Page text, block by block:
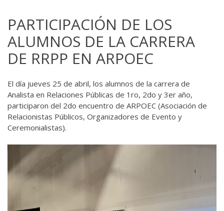
PARTICIPACIÓN DE LOS
ALUMNOS DE LA CARRERA
DE RRPP EN ARPOEC
El día jueves 25 de abril, los alumnos de la carrera de
Analista en Relaciones Públicas de 1ro, 2do y 3er año,
participaron del 2do encuentro de ARPOEC (Asociación de
Relacionistas Públicos, Organizadores de Evento y
Ceremonialistas).